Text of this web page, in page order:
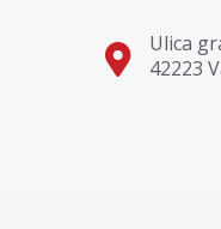
Ulica
42223